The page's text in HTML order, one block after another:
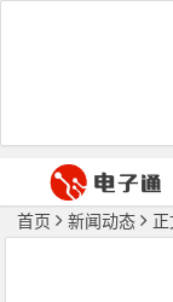
首页 新闻动态